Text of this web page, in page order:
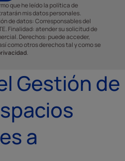
que he leído la política de
mis datos personales.
de datos: Corresponsables del
Finalidad: atender su solicitud de
Derechos: puede acceder,
como otros derechos tal y como se
.
Gestión de
a